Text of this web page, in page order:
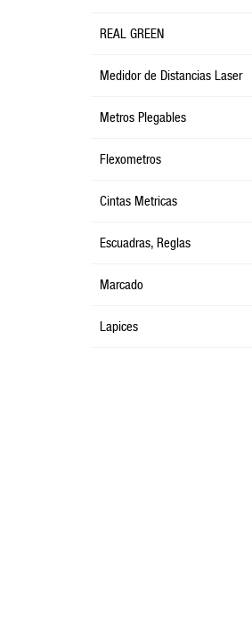
REAL GREEN
Medidor de Distancias Laser
Metros Plegables
Flexometros
Cintas Metricas
Escuadras, Reglas
Marcado
Lapices